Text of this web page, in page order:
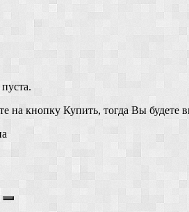
на кнопку Купить, тогда Вы будете